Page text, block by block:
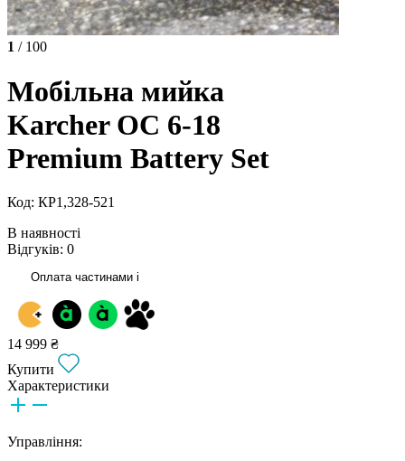
1 / 100
Мобільна мийка
Karcher OC 6-18
Premium Battery Set
Код: КР1,328-521
В наявності
Відгуків: 0
Оплата частинами i
14 999 ₴
Купити
Характеристики
Управління: